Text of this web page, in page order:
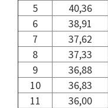
5
40,36
6
38,91
7
37,62
8
37,33
9
36,88
10
36,83
11
36,00